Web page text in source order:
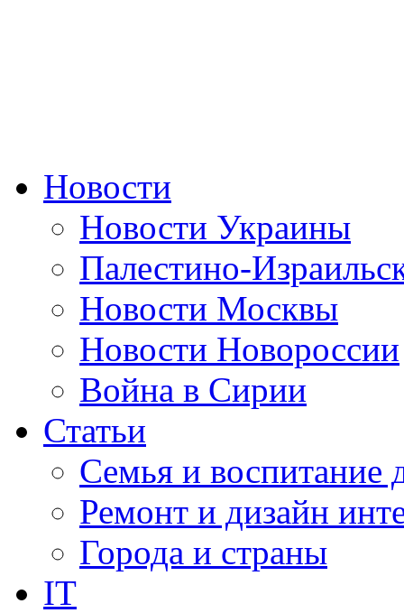
Новости
Новости Украины
Палестино-
Новости Москвы
Новости Новороссии
Война в Сирии
Статьи
Семья и воспитание
Ремонт и дизайн
Города и страны
IT